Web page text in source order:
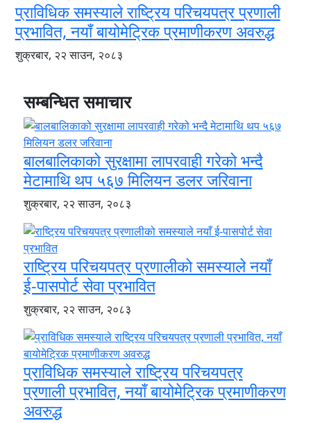
प्राविधिक समस्याले राष्ट्रिय परिचयपत्र प्रणाली
प्रभावित, नयाँ बायोमेट्रिक प्रमाणीकरण अवरुद्ध
शुक्रबार, २२ साउन, २०८३
सम्बन्धित समाचार
बालबालिकाको सुरक्षामा लापरवाही गरेको भन्दै
मेटामाथि थप ५६७ मिलियन डलर जरिवाना
शुक्रबार, २२ साउन, २०८३
राष्ट्रिय परिचयपत्र प्रणालीको समस्याले नयाँ
ई-पासपोर्ट सेवा प्रभावित
शुक्रबार, २२ साउन, २०८३
प्राविधिक समस्याले राष्ट्रिय परिचयपत्र
प्रणाली प्रभावित, नयाँ बायोमेट्रिक प्रमाणीकरण
अवरुद्ध